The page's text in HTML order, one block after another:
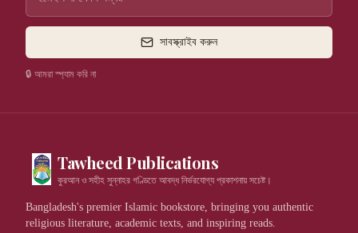
সাবস্ক্রাইব করুন
🔒 আমরা স্প্যাম করি না
Tawheed Publications
কুরআন ও সহীহ সুন্নাহর গণ্ডিতে আবদ্ধ নির্ভরযোগ্য প্রকাশনায় সচেষ্ট।
Bangladesh's premier Islamic bookstore, bringing you authentic
religious literature, academic texts, and inspiring reads.